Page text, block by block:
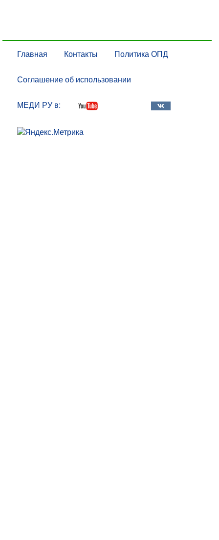
Главная Контакты Политика ОПД
Соглашение об использовании
МЕДИ РУ в: